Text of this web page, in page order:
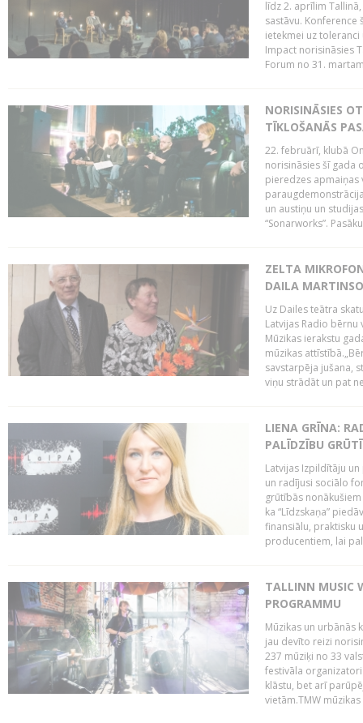
līdz 2. aprīlim
sastāvu.
ietekmei uz
Impact norisināsies
Forum no 31.
NORISINĀSIES
TĪKLOŠANĀS
22. februārī, klubā
norisināsies šī gada
pieredzes apmaiņas
un austiņu un
“Sonarworks”.
ZELTA
DAILA
Uz Dailes teātra
Latvijas Radio
Mūzikas ierakstu
mūzikas
savstarpēja jušana,
viņu strādāt un pat
LIENA GRĪNA:
PALĪDZĪBU
Latvijas Izpildītāju
un radījusi sociālo
grūtībās
ka “Līdzskaņa”
finansiālu, praktisku
producentiem, lai
TALLINN MUSIC
PROGRAMMU
Mūzikas un urbānās
jau devīto reizi
237 mūziķi no 33
festivāla
klāstu, bet arī
vietām.TMW